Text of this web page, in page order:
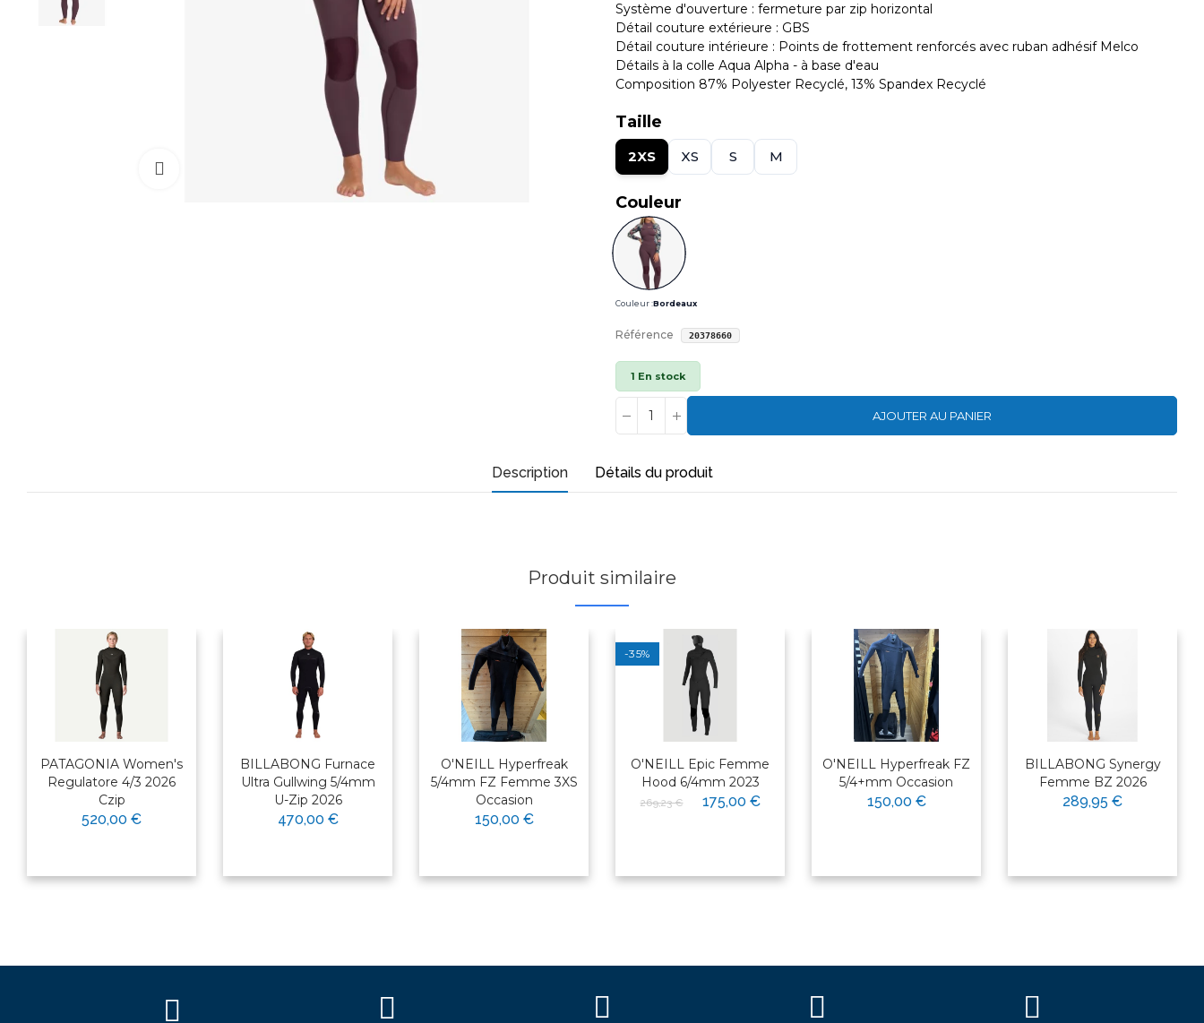
Système d'ouverture : fermeture par zip horizontal
Détail couture extérieure : GBS
Détail couture intérieure : Points de frottement renforcés avec ruban adhésif Melco
Détails à la colle Aqua Alpha - à base d'eau
Composition 87% Polyester Recyclé, 13% Spandex Recyclé
Taille
2XS XS S M
Couleur
Couleur :Bordeaux
Référence 20378660
1 En stock
AJOUTER AU PANIER
Description Détails du produit
Produit similaire
PATAGONIA Women's
Regulatore 4/3 2026
Czip
520,00 €
BILLABONG Furnace
Ultra Gullwing 5/4mm
U-Zip 2026
470,00 €
O'NEILL Hyperfreak
5/4mm FZ Femme 3XS
Occasion
150,00 €
-35%
O'NEILL Epic Femme
Hood 6/4mm 2023
269,23 € 175,00 €
O'NEILL Hyperfreak FZ
5/4+mm Occasion
150,00 €
BILLABONG Synergy
Femme BZ 2026
289,95 €
×